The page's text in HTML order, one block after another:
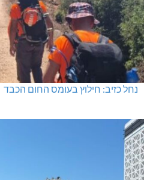
נחל כזיב: חילוץ בעומס החום הכבד